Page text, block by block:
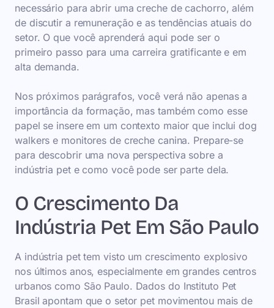
necessário para abrir uma creche de cachorro, além
de discutir a remuneração e as tendências atuais do
setor. O que você aprenderá aqui pode ser o
primeiro passo para uma carreira gratificante e em
alta demanda.
Nos próximos parágrafos, você verá não apenas a
importância da formação, mas também como esse
papel se insere em um contexto maior que inclui dog
walkers e monitores de creche canina. Prepare-se
para descobrir uma nova perspectiva sobre a
indústria pet e como você pode ser parte dela.
O Crescimento Da
Indústria Pet Em São Paulo
A indústria pet tem visto um crescimento explosivo
nos últimos anos, especialmente em grandes centros
urbanos como São Paulo. Dados do Instituto Pet
Brasil apontam que o setor pet movimentou mais de